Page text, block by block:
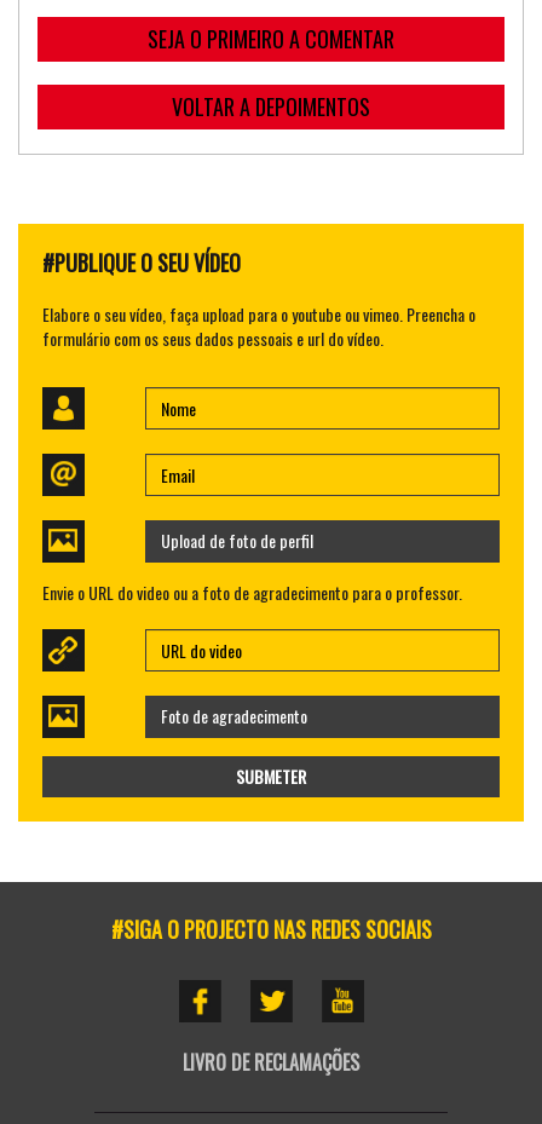
SEJA O PRIMEIRO A COMENTAR
VOLTAR A DEPOIMENTOS
#PUBLIQUE O SEU VÍDEO
Elabore o seu vídeo, faça upload para o youtube ou vimeo. Preencha o
formulário com os seus dados pessoais e url do vídeo.
Upload de foto de perfil
Envie o URL do video ou a foto de agradecimento para o professor.
Foto de agradecimento
SUBMETER
#SIGA O PROJECTO NAS REDES SOCIAIS
LIVRO DE RECLAMAÇÕES